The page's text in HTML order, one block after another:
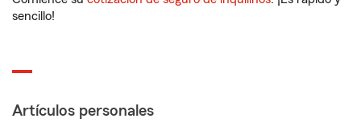
sencillo!
Artículos personales